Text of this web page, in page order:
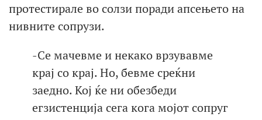
протестирале во солзи поради апсењето на
нивните сопрузи.
-Се мачевме и некако врзувавме
крај со крај. Но, бевме среќни
заедно. Кој ќе ни обезбеди
егзистенција сега кога мојот сопруг